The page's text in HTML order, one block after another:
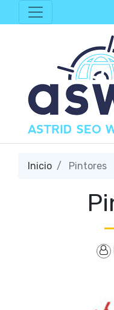
Inicio Pintores